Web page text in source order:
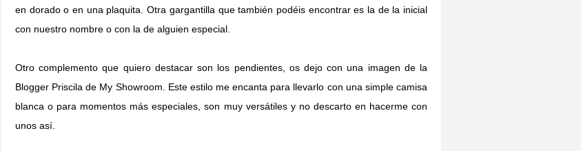
en dorado o en una plaquita. Otra gargantilla que también podéis encontrar es la de la inicial
con nuestro nombre o con la de alguien especial.
Otro complemento que quiero destacar son los pendientes, os dejo con una imagen de la
Blogger Priscila de My Showroom. Este estilo me encanta para llevarlo con una simple camisa
blanca o para momentos más especiales, son muy versátiles y no descarto en hacerme con
unos así.